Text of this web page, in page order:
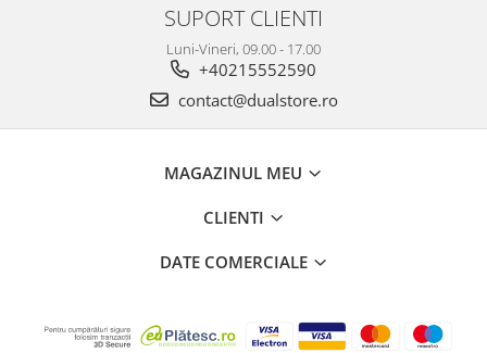
SUPORT CLIENTI
Luni-Vineri, 09.00 - 17.00
+40215552590
contact@dualstore.ro
MAGAZINUL MEU
CLIENTI
DATE COMERCIALE